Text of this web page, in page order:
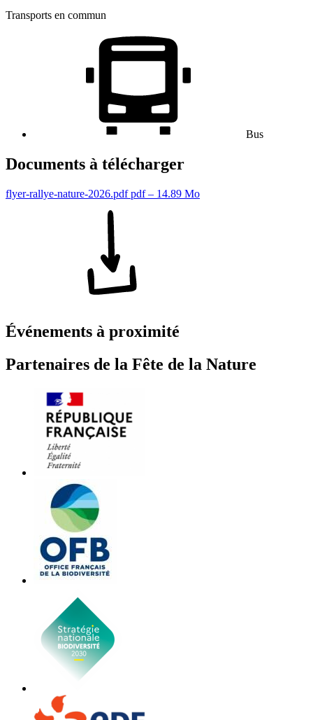
Transports en commun
Bus
Documents à télécharger
flyer-rallye-nature-2026.pdf pdf – 14.89 Mo
Événements à proximité
Partenaires de la Fête de la Nature